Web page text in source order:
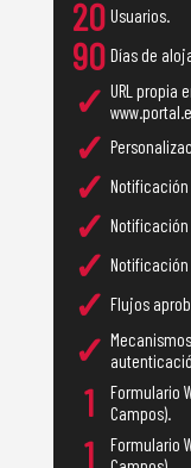
20 Usuarios.
90 Días de
✓ URL propia
✓
✓
✓ Notificación
✓
✓ Flujos
✓
1
Formulario
Campos).
1
Formulario